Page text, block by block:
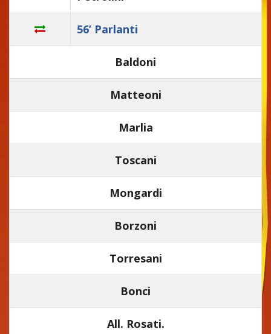
56’ Parlanti
Baldoni
Matteoni
Marlia
Toscani
Mongardi
Borzoni
Torresani
Bonci
All. Rosati.